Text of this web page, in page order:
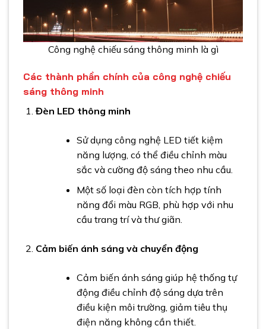
Công nghệ chiếu sáng thông minh là gì
Các thành phần chính của công nghệ chiếu
sáng thông minh
Đèn LED thông minh
Sử dụng công nghệ LED tiết kiệm
năng lượng, có thể điều chỉnh màu
sắc và cường độ sáng theo nhu cầu.
Một số loại đèn còn tích hợp tính
năng đổi màu RGB, phù hợp với nhu
cầu trang trí và thư giãn.
Cảm biến ánh sáng và chuyển động
Cảm biến ánh sáng giúp hệ thống tự
động điều chỉnh độ sáng dựa trên
điều kiện môi trường, giảm tiêu thụ
điện năng không cần thiết.